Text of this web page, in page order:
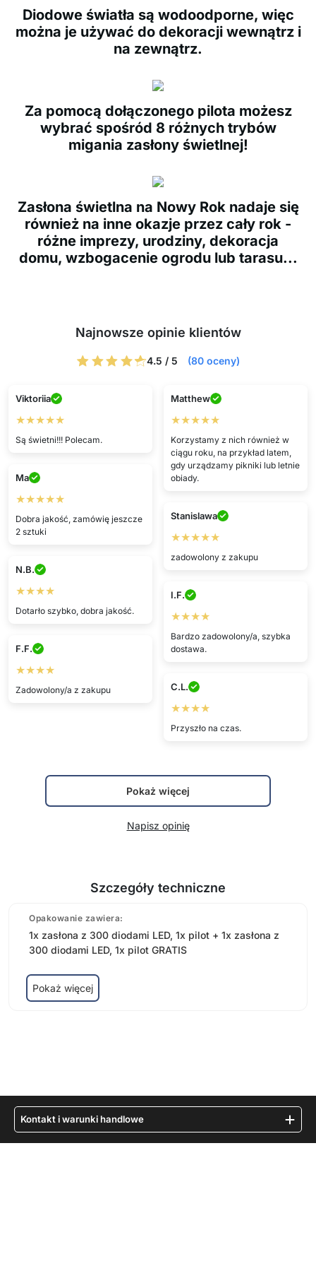
Diodowe światła są wodoodporne, więc
można je używać do dekoracji wewnątrz i
na zewnątrz.
Za pomocą dołączonego pilota możesz
wybrać spośród 8 różnych trybów
migania zasłony świetlnej!
Zasłona świetlna na Nowy Rok nadaje się
również na inne okazje przez cały rok -
różne imprezy, urodziny, dekoracja
domu, wzbogacenie ogrodu lub tarasu...
Najnowsze opinie klientów
4.5 / 5 (80 oceny)
Viktoriia
★★★★★
Są świetni!!! Polecam.
Matthew
★★★★★
Korzystamy z nich również w
ciągu roku, na przykład latem,
gdy urządzamy pikniki lub letnie
obiady.
Ma
★★★★★
Dobra jakość, zamówię jeszcze
2 sztuki
Stanislawa
★★★★★
zadowolony z zakupu
N.B.
★★★★
Dotarło szybko, dobra jakość.
I.F.
★★★★
Bardzo zadowolony/a, szybka
dostawa.
F.F.
★★★★
Zadowolony/a z zakupu C.L.
★★★★
Przyszło na czas.
Pokaż więcej
Napisz opinię
Szczegóły techniczne
Opakowanie zawiera:
1x zasłona z 300 diodami LED, 1x pilot + 1x zasłona z
300 diodami LED, 1x pilot GRATIS
Pokaż więcej
Kontakt i warunki handlowe